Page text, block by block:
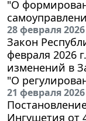
"О
28 февраля 2026
Закон
февраля 2026
изменений в
"О
21 февраля 2026
Ингушетия от